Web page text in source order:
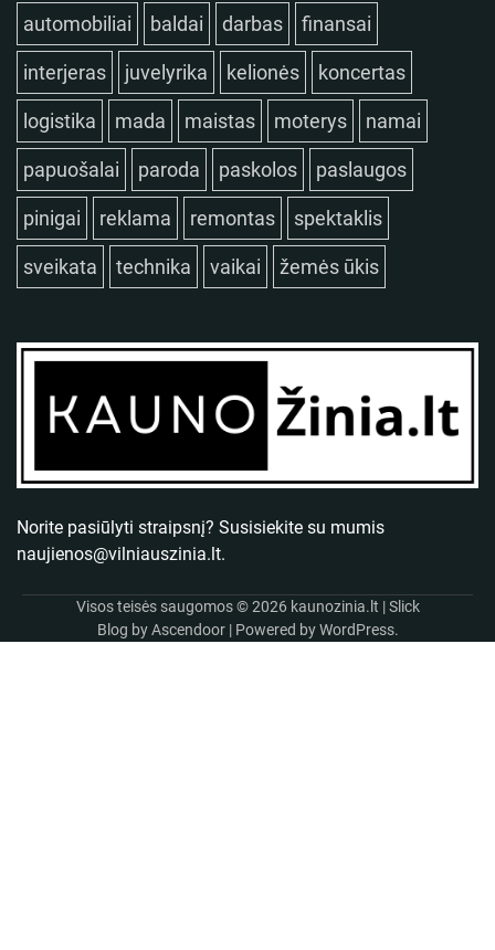
automobiliai baldai darbas finansai
interjeras juvelyrika kelionės koncertas
logistika mada maistas moterys namai
papuošalai paroda paskolos paslaugos
pinigai reklama remontas spektaklis
sveikata technika vaikai žemės ūkis
Norite pasiūlyti straipsnį? Susisiekite su mumis
naujienos@vilniauszinia.lt.
Visos teisės saugomos © 2026 kaunozinia.lt | Slick
Blog byAscendoor| Powered byWordPress.